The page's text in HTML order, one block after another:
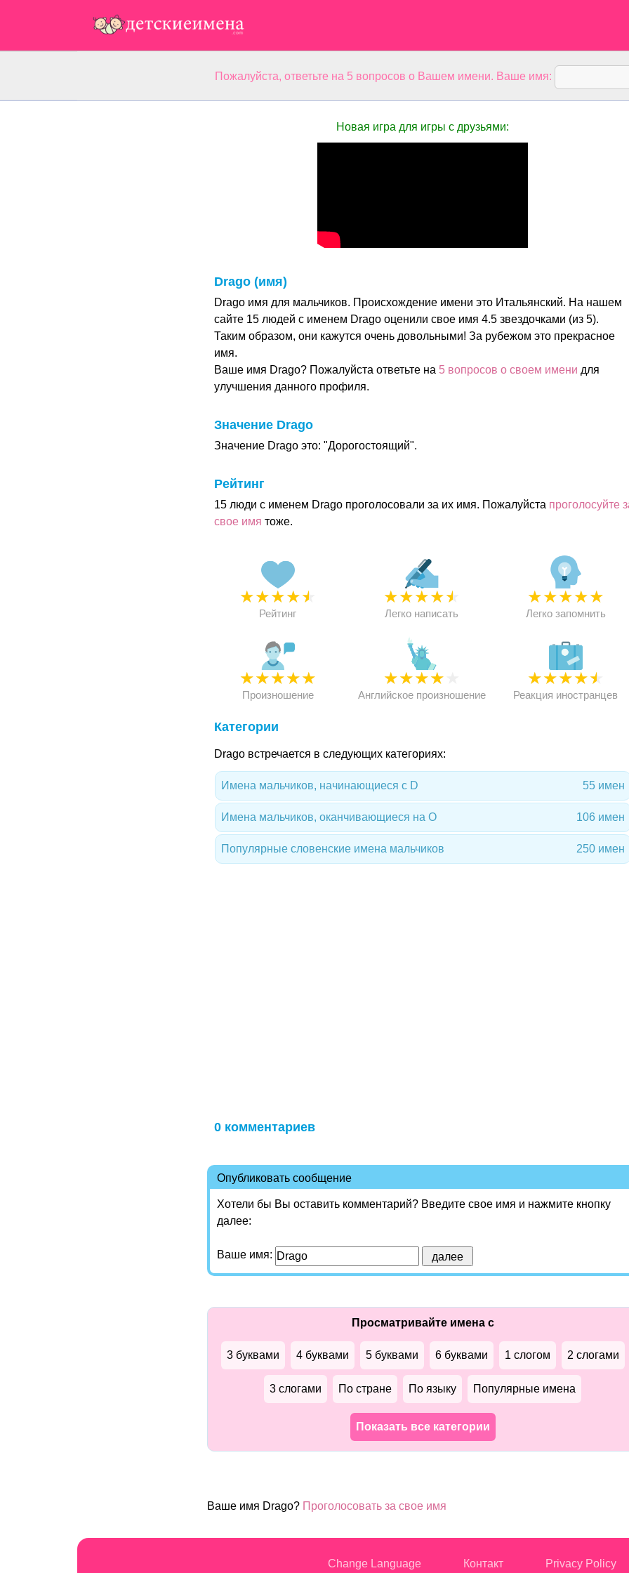
Пожалуйста, ответьте на 5 вопросов о Вашем имени. Ваше имя:
Новая игра для игры с друзьями:
Drago (имя)
Drago имя для мальчиков. Происхождение имени это Итальянский. На нашем
сайте 15 людей с именем Drago оценили свое имя 4.5 звездочками (из 5).
Таким образом, они кажутся очень довольными! За рубежом это прекрасное
имя.
Ваше имя Drago? Пожалуйста ответьте на 5 вопросов о своем имени для
улучшения данного профиля.
Значение Drago
Значение Drago это: "Дорогостоящий".
Рейтинг
15 люди с именем Drago проголосовали за их имя. Пожалуйста проголосуйте
свое имя тоже.
★★★★★
Рейтинг
★★★★★
Легко написать
★★★★★
Легко запомнить
★★★★★
Произношение
★★★★
Английское произношение
★★★★★
Реакция иностранцев
Категории
Drago встречается в следующих категориях:
Имена мальчиков, начинающиеся с D 55 имен
Имена мальчиков, оканчивающиеся на O 106 имен
Популярные словенские имена мальчиков 250 имен
0 комментариев
Опубликовать сообщение
Хотели бы Вы оставить комментарий? Введите свое имя и нажмите кнопку
далее:
Ваше имя:
Просматривайте имена с
3 буквами 4 буквами 5 буквами 6 буквами 1 слогом 2 слогами
3 слогами По стране По языку Популярные имена
Показать все категории
Ваше имя Drago? Проголосовать за свое имя
Change Language Контакт Privacy Policy